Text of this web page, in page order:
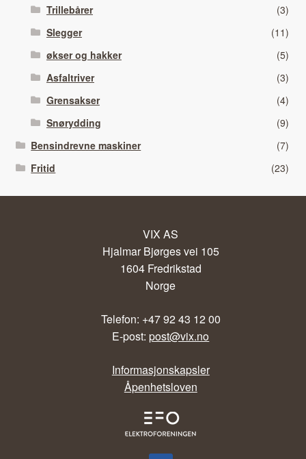
Trillebårer
(3)
Slegger
(11)
økser og hakker
(5)
Asfaltriver
(3)
Grensakser
(4)
Snørydding
(9)
Bensindrevne maskiner
(7)
Fritid
(23)
VIX AS
Hjalmar Bjørges vei 105
1604 Fredrikstad
Norge
Telefon: +47 92 43 12 00
E-post:post@vix.no
Informasjonskapsler
Åpenhetsloven